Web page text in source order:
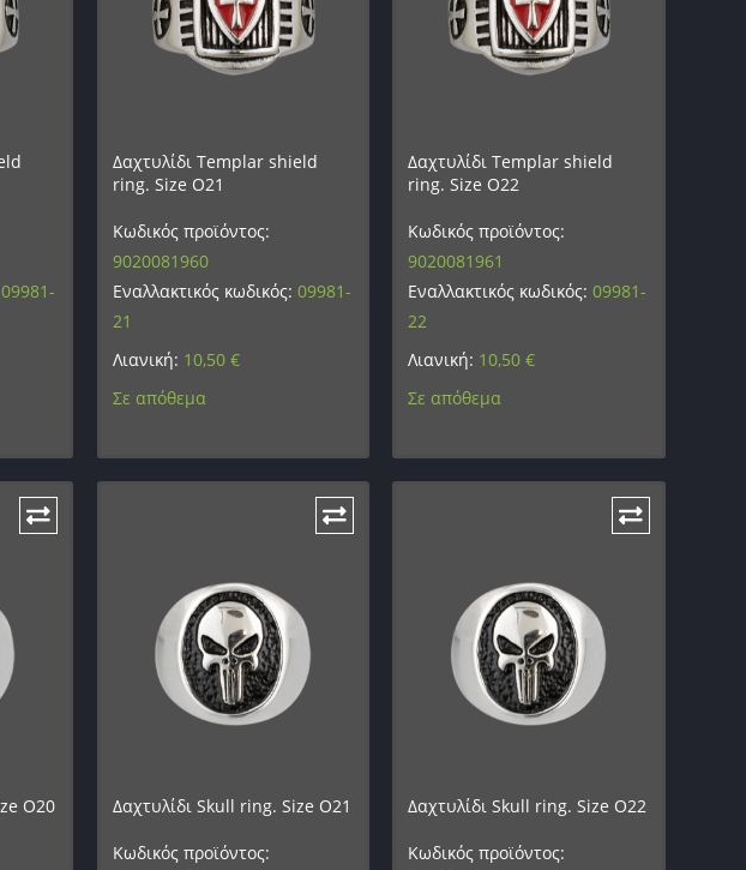
09981-
Δαχτυλίδι Templar shield
ring. Size O21
Κωδικός προϊόντος:
9020081960
Εναλλακτικός κωδικός: 09981-
21
Λιανική: 10,50 €
Σε απόθεμα
Δαχτυλίδι Templar shield
ring. Size O22
Κωδικός προϊόντος:
9020081961
Εναλλακτικός κωδικός:09981-
22
Λιανική: 10,50€
Σε απόθεμα
O20 Δαχτυλίδι Skull ring. Size O21
Κωδικός προϊόντος:
Δαχτυλίδι Skull ring. Size O22
Κωδικός προϊόντος: